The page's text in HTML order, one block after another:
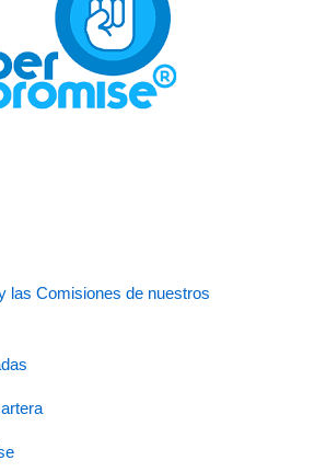
las Comisiones de nuestros